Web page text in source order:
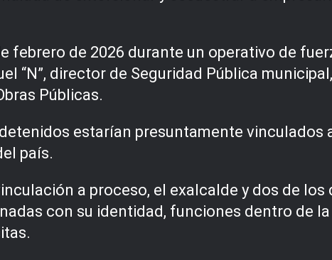
febrero de 2026 durante un operativo de
“N”, director de Seguridad Pública
Públicas.
estarían presuntamente vinculados
país.
a proceso, el exalcalde y dos de
con su identidad, funciones dentro de